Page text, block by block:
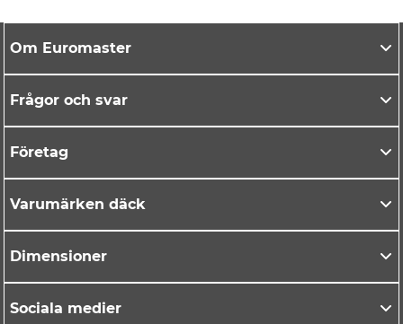
Om Euromaster
Frågor och svar
Företag
Varumärken däck
Dimensioner
Sociala medier